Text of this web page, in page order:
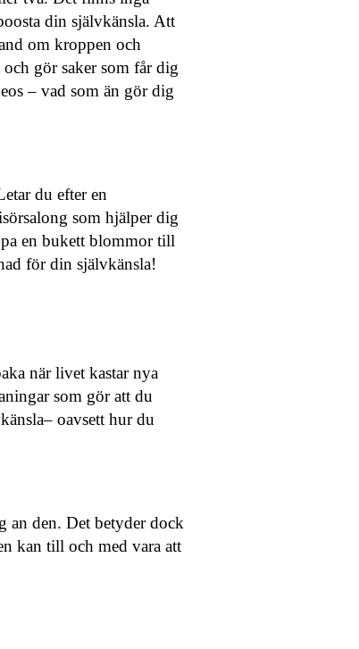
din självkänsla. Att
om kroppen och
gör saker som får dig
– vad som än gör dig
du efter en
som hjälper dig
en bukett blommor till
för din självkänsla!
när livet kastar nya
som gör att du
oavsett hur du
an den. Det betyder dock
kan till och med vara att